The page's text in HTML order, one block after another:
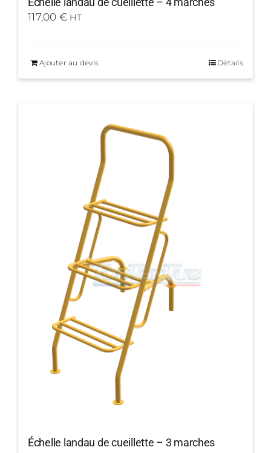
117,00 € HT
Ajouter au devis Détails
Échelle landau de cueillette – 3 marches